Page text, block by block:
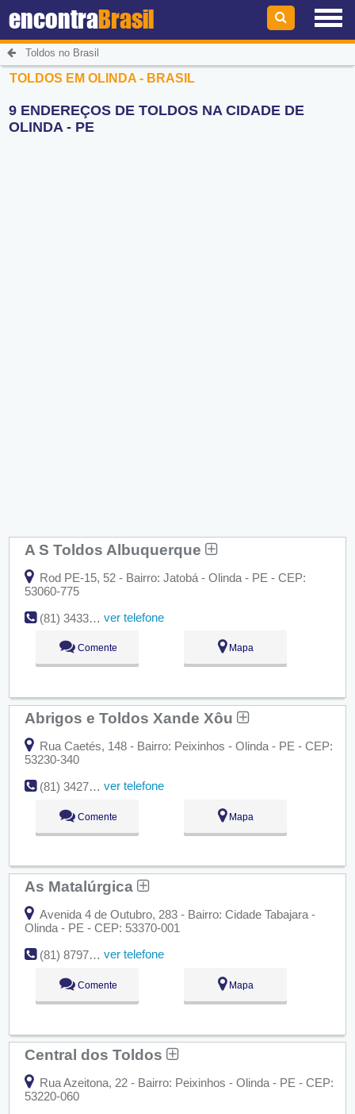
encontraBrasil
Toldos no Brasil
TOLDOS EM OLINDA - BRASIL
9 ENDEREÇOS DE TOLDOS NA CIDADE DE
OLINDA - PE
A S Toldos Albuquerque
Rod PE-15, 52 - Bairro: Jatobá - Olinda - PE - CEP:
53060-775
(81) 3433-9895
ver telefone
Comente Mapa
Abrigos e Toldos Xande Xôu
Rua Caetés, 148 - Bairro: Peixinhos - Olinda - PE - CEP:
53230-340
(81) 3427-2784
ver telefone
Comente Mapa
As Matalúrgica
Avenida 4 de Outubro, 283 - Bairro: Cidade Tabajara -
Olinda - PE - CEP: 53370-001
(81) 8797-5523
ver telefone
Comente Mapa
Central dos Toldos
Rua Azeitona, 22 - Bairro: Peixinhos - Olinda - PE - CEP:
53220-060